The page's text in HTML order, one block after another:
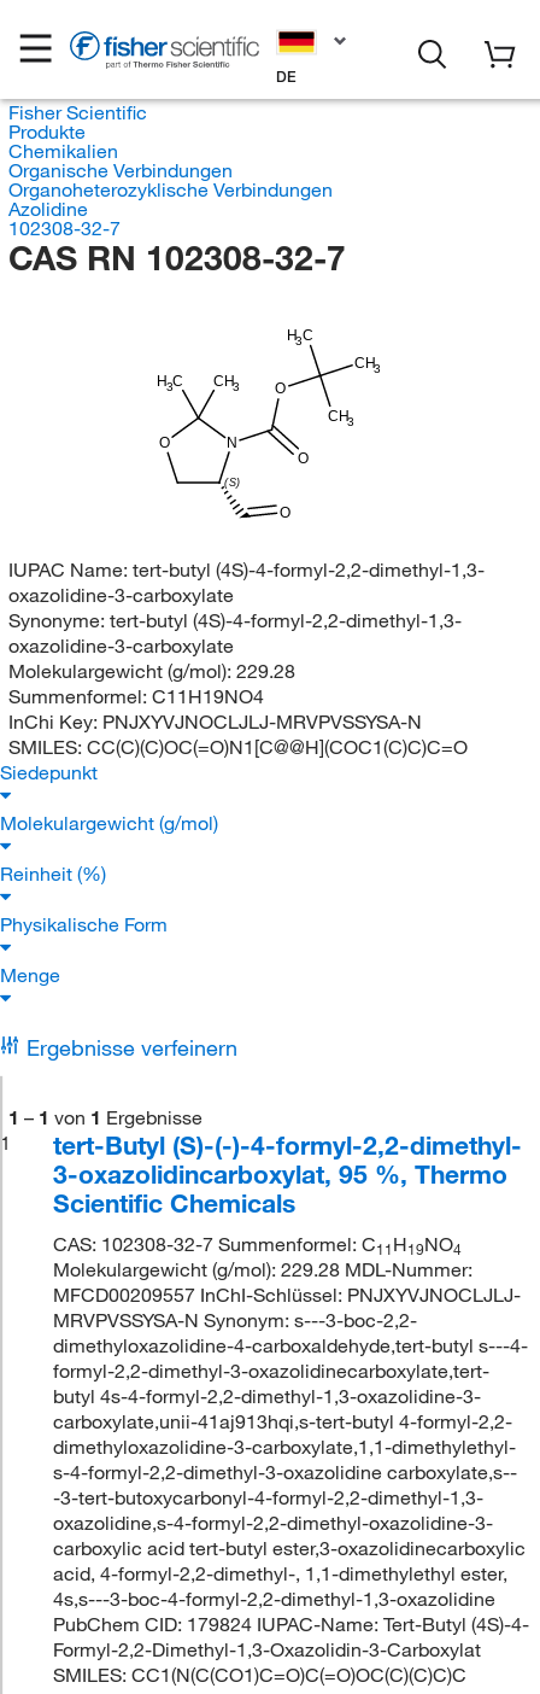
DE
Fisher Scientific
Produkte
Chemikalien
Organische Verbindungen
Organoheterozyklische Verbindungen
Azolidine
102308-32-7
CAS RN 102308-32-7
CH3
H3C
CH3
O
O
N
(S)
O
H3C CH3
O
IUPAC Name: tert-butyl (4S)-4-formyl-2,2-dimethyl-1,3-
oxazolidine-3-carboxylate
Synonyme: tert-butyl (4S)-4-formyl-2,2-dimethyl-1,3-
oxazolidine-3-carboxylate
Molekulargewicht (g/mol): 229.28
Summenformel: C11H19NO4
InChi Key: PNJXYVJNOCLJLJ-MRVPVSSYSA-N
SMILES: CC(C)(C)OC(=O)N1[C@@H](COC1(C)C)C=O
Siedepunkt
Molekulargewicht (g/mol)
Reinheit (%)
Physikalische Form
Menge
Ergebnisse verfeinern
1 – 1 von 1 Ergebnisse
1
tert-Butyl (S)-(-)-4-formyl-2,2-dimethyl-
3-oxazolidincarboxylat, 95 %, Thermo
Scientific Chemicals
CAS: 102308-32-7 Summenformel: C11H19NO4
Molekulargewicht (g/mol): 229.28 MDL-Nummer:
MFCD00209557 InChI-Schlüssel: PNJXYVJNOCLJLJ-
MRVPVSSYSA-N Synonym: s---3-boc-2,2-
dimethyloxazolidine-4-carboxaldehyde,tert-butyl s---4-
formyl-2,2-dimethyl-3-oxazolidinecarboxylate,tert-
butyl 4s-4-formyl-2,2-dimethyl-1,3-oxazolidine-3-
carboxylate,unii-41aj913hqi,s-tert-butyl 4-formyl-2,2-
dimethyloxazolidine-3-carboxylate,1,1-dimethylethyl-
s-4-formyl-2,2-dimethyl-3-oxazolidine carboxylate,s--
-3-tert-butoxycarbonyl-4-formyl-2,2-dimethyl-1,3-
oxazolidine,s-4-formyl-2,2-dimethyl-oxazolidine-3-
carboxylic acid tert-butyl ester,3-oxazolidinecarboxylic
acid, 4-formyl-2,2-dimethyl-, 1,1-dimethylethyl ester,
4s,s---3-boc-4-formyl-2,2-dimethyl-1,3-oxazolidine
PubChem CID: 179824 IUPAC-Name: Tert-Butyl (4S)-4-
Formyl-2,2-Dimethyl-1,3-Oxazolidin-3-Carboxylat
SMILES: CC1(N(C(CO1)C=O)C(=O)OC(C)(C)C)C